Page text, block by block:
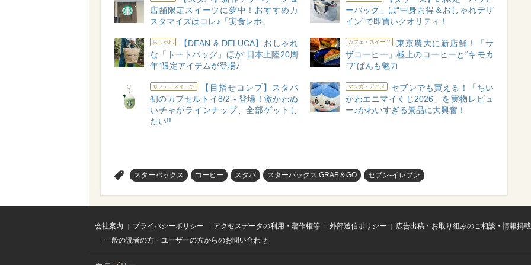
店舗限定スイーツに夢中！おすすめカ
スタマイズはコレ♪「実食レポ」
ーバッグ」は“中身お得＆おしゃれデザ
イン”で即買いクオリティ！
おしゃれ
【DEAN & DELUCA】おしゃれ
な「トートバッグ」ほか“日本上陸20周
年”限定アイテムが登場♪
カフェ・スイーツ
東京農大に新店舗！「サ
ザコーヒー」極上のコーヒーと“キモカ
ワ”ぱんも魅力
カフェ・スイーツ
【目指せコンプ】スタバ
初のカプセルトイ8/2～登場！激かわぬ
いチャがラインナップ、全部ゲットし
たい!!
マンガ・アニメ
セブンでも買える！「ちい
かわエニマイくじ2026」を実物レビュ
ー♪かわいすぎる景品に大興奮！
スターバックス コーヒー スタバ スターバックス GRAB＆GO セブン-イレブン
会社案内 プライバシーポリシー アクセスデータの利用・著作権等 外部送信ポリシー
広告出稿・お取り組みのご相談・情報掲
一般の読者の方・ユーザーの方からのお問い合わせ